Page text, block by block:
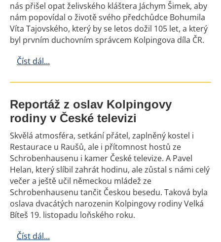
nás přišel opat želivského kláštera Jáchym Šimek, aby
nám popovídal o životě svého předchůdce Bohumila
Víta Tajovského, který by se letos dožil 105 let, a který
byl prvním duchovním správcem Kolpingova díla ČR.
Číst dál...
Reportáž z oslav Kolpingovy
rodiny v České televizi
Skvělá atmosféra, setkání přátel, zaplněný kostel i
Restaurace u Raušů, ale i přítomnost hostů ze
Schrobenhausenu i kamer České televize. A Pavel
Helan, který slíbil zahrát hodinu, ale zůstal s námi celý
večer a ještě učil německou mládež ze
Schrobenhausenu tančit Českou besedu. Taková byla
oslava dvacátých narozenin Kolpingovy rodiny Velká
Bíteš 19. listopadu loňského roku.
Číst dál...